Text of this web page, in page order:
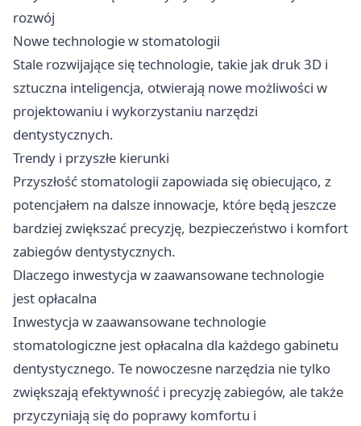
rozwój
Nowe technologie w stomatologii
Stale rozwijające się technologie, takie jak druk 3D i
sztuczna inteligencja, otwierają nowe możliwości w
projektowaniu i wykorzystaniu narzędzi
dentystycznych.
Trendy i przyszłe kierunki
Przyszłość stomatologii zapowiada się obiecująco, z
potencjałem na dalsze innowacje, które będą jeszcze
bardziej zwiększać precyzję, bezpieczeństwo i komfort
zabiegów dentystycznych.
Dlaczego inwestycja w zaawansowane technologie
jest opłacalna
Inwestycja w zaawansowane technologie
stomatologiczne jest opłacalna dla każdego gabinetu
dentystycznego. Te nowoczesne narzędzia nie tylko
zwiększają efektywność i precyzję zabiegów, ale także
przyczyniają się do poprawy komfortu i